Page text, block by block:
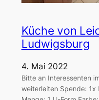
Küche von
Ludwigsburg
4. Mai 2022
Bitte an Interessenten
weiterleiten Spende: 1x